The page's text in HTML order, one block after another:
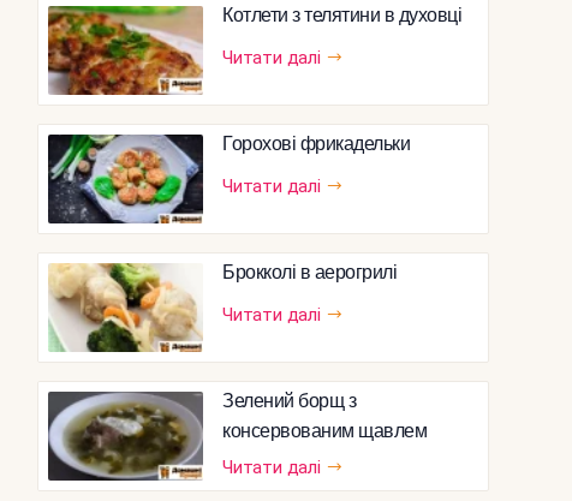
Котлети з телятини в духовці
Читати далі
Горохові фрикадельки
Читати далі
Брокколі в аерогрилі
Читати далі
Зелений борщ з
консервованим щавлем
Читати далі